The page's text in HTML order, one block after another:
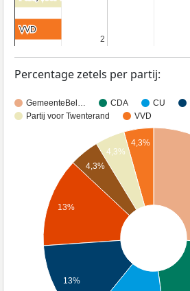
2
2
VVD
VVD
Percentage zetels per partij:
GemeenteBel… CDA CU
Partij voor Twenterand
VVD
4,3%
4,3%
4,3%
13%
13%